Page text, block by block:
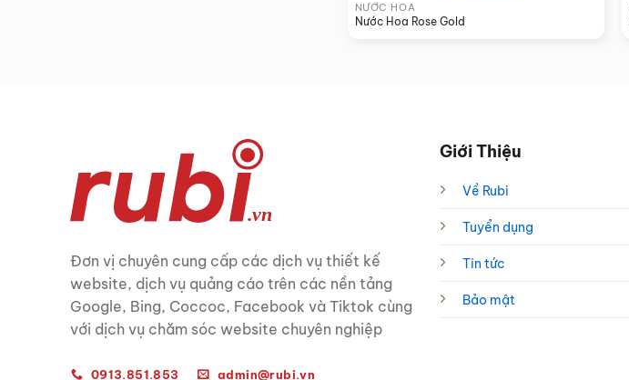
NƯỚC HOA
Nước Hoa Rose Gold
Đơn vị chuyên cung cấp các dịch vụ thiết kế
website, dịch vụ quảng cáo trên các nền tảng
Google, Bing, Coccoc, Facebook và Tiktok cùng
với dịch vụ chăm sóc website chuyên nghiệp
0913.851.853 admin@rubi.vn
Giới Thiệu
Về Rubi
Tuyển dụng
Tin tức
Bảo mật